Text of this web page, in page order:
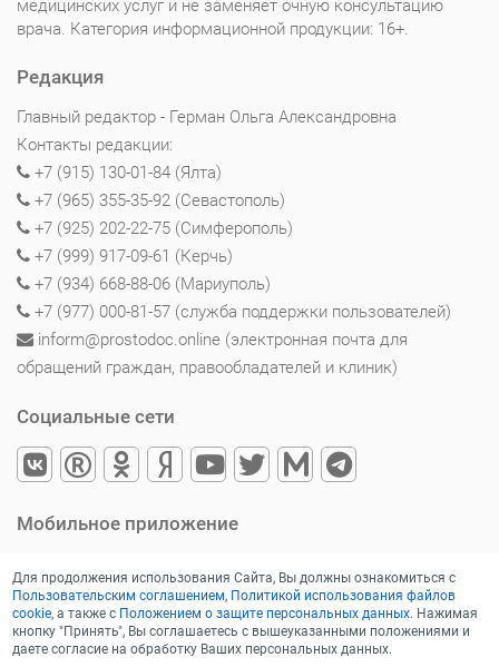
медицинских услуг и не заменяет очную консультацию
врача. Категория информационной продукции: 16+.
Редакция
Главный редактор - Герман Ольга Александровна
Контакты редакции:
+7 (915) 130-01-84 (Ялта)
+7 (965) 355-35-92 (Севастополь)
+7 (925) 202-22-75 (Симферополь)
+7 (999) 917-09-61 (Керчь)
+7 (934) 668-88-06 (Мариуполь)
+7 (977) 000-81-57 (служба поддержки пользователей)
inform@prostodoc.online (электронная почта для
обращений граждан, правообладателей и клиник)
Социальные сети
Мобильное приложение
Для продолжения использования Сайта, Вы должны ознакомиться с
Пользовательским соглашением, Политикой использования файлов
cookie, а также с Положением о защите персональных данных. Нажимая
кнопку "Принять", Вы соглашаетесь с вышеуказанными положениями и
даете согласие на обработку Ваших персональных данных.